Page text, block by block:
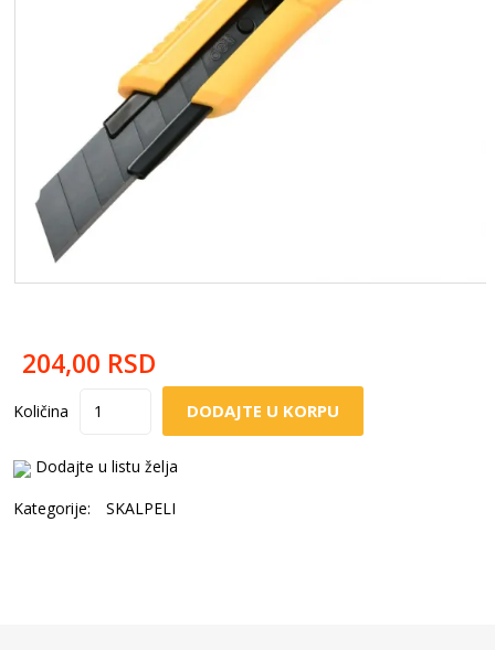
204,00 RSD
Količina DODAJTE U KORPU
Dodajte u listu želja
Kategorije:
SKALPELI